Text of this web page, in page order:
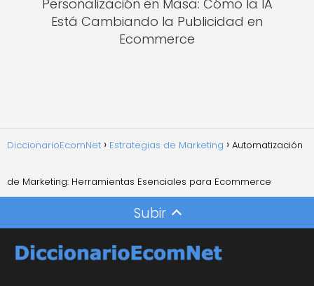
Personalización en Masa: Cómo la IA
Está Cambiando la Publicidad en
Ecommerce
DiccionarioEcomNet Estrategias de Marketing Automatización
de Marketing: Herramientas Esenciales para Ecommerce
Subir